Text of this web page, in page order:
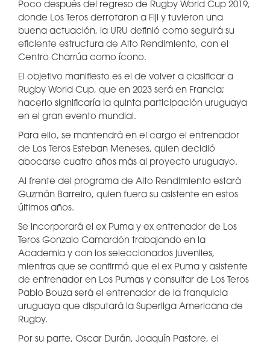
Poco después del regreso de Rugby World Cup 2019,
donde Los Teros derrotaron a Fiji y tuvieron una
buena actuación, la URU definió como seguirá su
eficiente estructura de Alto Rendimiento, con el
Centro Charrúa como ícono.
El objetivo manifiesto es el de volver a clasificar a
Rugby World Cup, que en 2023 será en Francia;
hacerlo significaría la quinta participación uruguaya
en el gran evento mundial.
Para ello, se mantendrá en el cargo el entrenador
de Los Teros Esteban Meneses, quien decidió
abocarse cuatro años más al proyecto uruguayo.
Al frente del programa de Alto Rendimiento estará
Guzmán Barreiro, quien fuera su asistente en estos
últimos años.
Se incorporará el ex Puma y ex entrenador de Los
Teros Gonzalo Camardón trabajando en la
Academia y con los seleccionados juveniles,
mientras que se confirmó que el ex Puma y asistente
de entrenador en Los Pumas y consultar de Los Teros
Pablo Bouza será el entrenador de la franquicia
uruguaya que disputará la Superliga Americana de
Rugby.
Por su parte, Oscar Durán, Joaquín Pastore, el